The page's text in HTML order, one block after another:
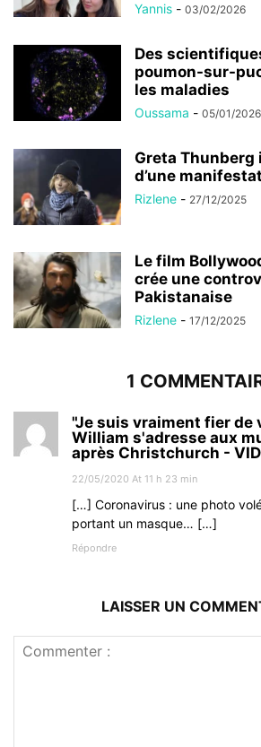
Yannis - 03/02/2026
Des
poumon-sur-
les maladies
Oussama - 05/01/2026
Greta Thunberg
d’une
Rizlene - 27/12/2025
Le film
crée une
Pakistanaise
Rizlene - 17/12/2025
1
"Je suis vraiment fier de
William s'adresse aux
après Christchurch -
22/05/2020 At 11 h 23 min
[…] Coronavirus : une photo
portant un masque… […]
Répondre
LAISSER UN